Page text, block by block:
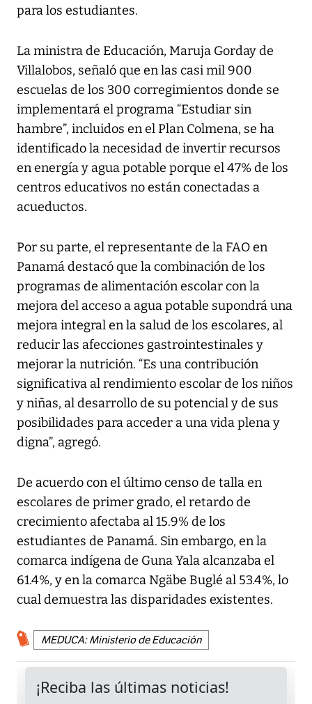
para los estudiantes.
La ministra de Educación, Maruja Gorday de
Villalobos, señaló que en las casi mil 900
escuelas de los 300 corregimientos donde se
implementará el programa “Estudiar sin
hambre”, incluidos en el Plan Colmena, se ha
identificado la necesidad de invertir recursos
en energía y agua potable porque el 47% de los
centros educativos no están conectadas a
acueductos.
Por su parte, el representante de la FAO en
Panamá destacó que la combinación de los
programas de alimentación escolar con la
mejora del acceso a agua potable supondrá una
mejora integral en la salud de los escolares, al
reducir las afecciones gastrointestinales y
mejorar la nutrición. “Es una contribución
significativa al rendimiento escolar de los niños
y niñas, al desarrollo de su potencial y de sus
posibilidades para acceder a una vida plena y
digna”, agregó.
De acuerdo con el último censo de talla en
escolares de primer grado, el retardo de
crecimiento afectaba al 15.9% de los
estudiantes de Panamá. Sin embargo, en la
comarca indígena de Guna Yala alcanzaba el
61.4%, y en la comarca Ngäbe Buglé al 53.4%, lo
cual demuestra las disparidades existentes.
MEDUCA: Ministerio de Educación